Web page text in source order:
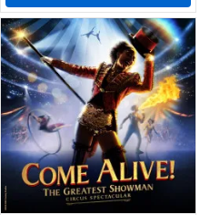
Come Alive! The Greatest
Showman Circus Spectacular